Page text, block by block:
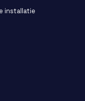
installatie